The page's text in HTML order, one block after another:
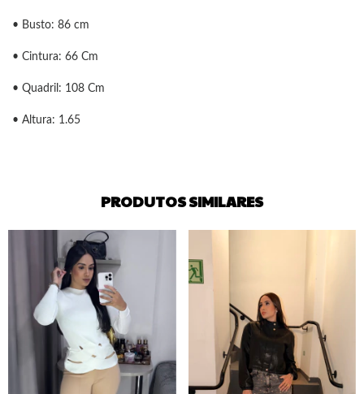
• Busto: 86 cm
• Cintura: 66 Cm
• Quadril: 108 Cm
• Altura: 1.65
PRODUTOS SIMILARES